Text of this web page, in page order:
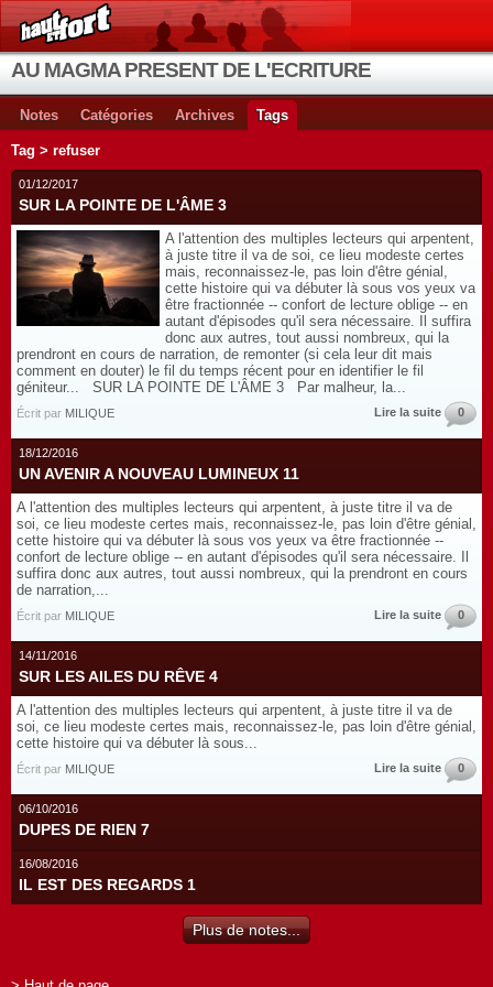
AU MAGMA PRESENT DE L'ECRITURE
Notes Catégories Archives Tags
Tag > refuser
01/12/2017
SUR LA POINTE DE L'ÂME 3
A l'attention des multiples lecteurs qui arpentent,
à juste titre il va de soi, ce lieu modeste certes
mais, reconnaissez-le, pas loin d'être génial,
cette histoire qui va débuter là sous vos yeux va
être fractionnée -- confort de lecture oblige -- en
autant d'épisodes qu'il sera nécessaire. Il suffira
donc aux autres, tout aussi nombreux, qui la
prendront en cours de narration, de remonter (si cela leur dit mais
comment en douter) le fil du temps récent pour en identifier le fil
géniteur... SUR LA POINTE DE L'ÂME 3 Par malheur, la...
Écrit par MILIQUE Lire la suite 0
18/12/2016
UN AVENIR A NOUVEAU LUMINEUX 11
A l'attention des multiples lecteurs qui arpentent, à juste titre il va de
soi, ce lieu modeste certes mais, reconnaissez-le, pas loin d'être génial,
cette histoire qui va débuter là sous vos yeux va être fractionnée --
confort de lecture oblige -- en autant d'épisodes qu'il sera nécessaire. Il
suffira donc aux autres, tout aussi nombreux, qui la prendront en cours
de narration,...
Écrit par MILIQUE Lire la suite 0
14/11/2016
SUR LES AILES DU RÊVE 4
A l'attention des multiples lecteurs qui arpentent, à juste titre il va de
soi, ce lieu modeste certes mais, reconnaissez-le, pas loin d'être génial,
cette histoire qui va débuter là sous...
Écrit par MILIQUE Lire la suite 0
06/10/2016
DUPES DE RIEN 7
16/08/2016
IL EST DES REGARDS 1
Plus de notes...